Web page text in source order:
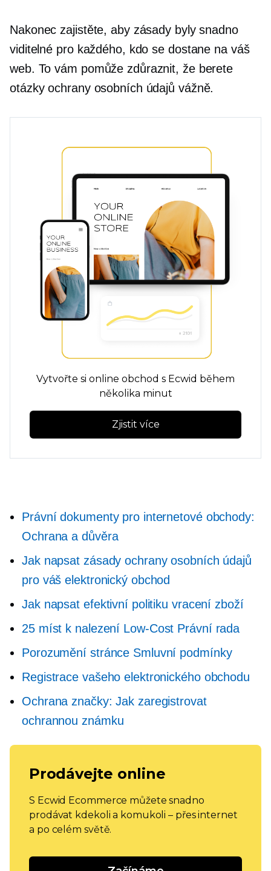
Nakonec zajistěte, aby zásady byly snadno
viditelné pro každého, kdo se dostane na váš
web. To vám pomůže zdůraznit, že berete
otázky ochrany osobních údajů vážně.
Vytvořte si online obchod s Ecwid během
několika minut
Zjistit více
Právní dokumenty pro internetové obchody:
Ochrana a důvěra
Jak napsat zásady ochrany osobních údajů
pro váš elektronický obchod
Jak napsat efektivní politiku vracení zboží
25 míst k nalezení Low-Cost Právní rada
Porozumění stránce Smluvní podmínky
Registrace vašeho elektronického obchodu
Ochrana značky: Jak zaregistrovat
ochrannou známku
Prodávejte online
S Ecwid Ecommerce můžete snadno
prodávat kdekoli a komukoli – přes internet
a po celém světě.